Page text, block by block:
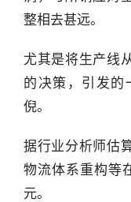
整相去甚远。
尤其是将生产线
的决策，引发的
倪。
据行业分析师估
物流体系重构等
元。